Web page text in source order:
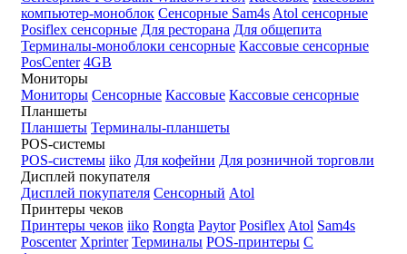
компьютер-моноблок Сенсорные Sam4s Atol сенсорные
Posiflex сенсорные Для ресторана Для общепита
Терминалы-моноблоки сенсорные Кассовые сенсорные
PosCenter 4GB
Мониторы
Мониторы Сенсорные Кассовые Кассовые сенсорные
Планшеты
Планшеты Терминалы-планшеты
POS-системы
POS-системы iiko Для кофейни Для розничной торговли
Дисплей покупателя
Дисплей покупателя Сенсорный Atol
Принтеры чеков
Принтеры чеков iiko Rongta Paytor Posiflex Atol Sam4s
Poscenter Xprinter Терминалы POS-принтеры С